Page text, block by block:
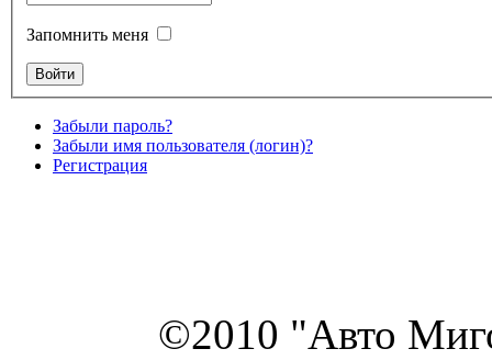
Запомнить меня
Забыли пароль?
Забыли имя пользователя (логин)?
Регистрация
©2010 "Авто